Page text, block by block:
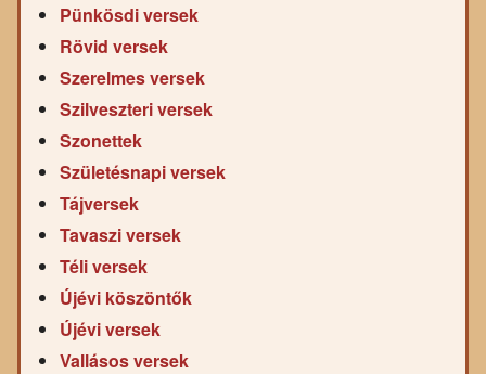
Pünkösdi versek
Rövid versek
Szerelmes versek
Szilveszteri versek
Szonettek
Születésnapi versek
Tájversek
Tavaszi versek
Téli versek
Újévi köszöntők
Újévi versek
Vallásos versek